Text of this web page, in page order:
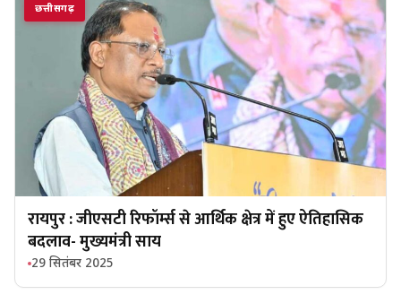
छत्तीसगढ़
रायपुर : जीएसटी रिफॉर्म्स से आर्थिक क्षेत्र में हुए ऐतिहासिक
बदलाव- मुख्यमंत्री साय
29 सितंबर 2025